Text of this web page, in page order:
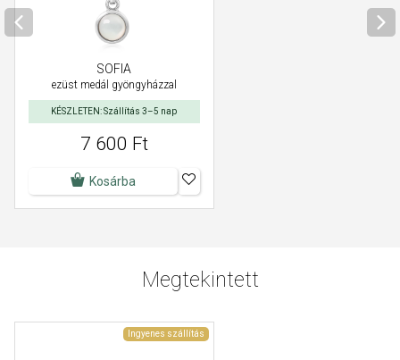
SOFIA
ezüst medál gyöngyházzal
KÉSZLETEN: Szállítás 3–5 nap
7 600 Ft
Kosárba
Megtekintett
Ingyenes szállítás